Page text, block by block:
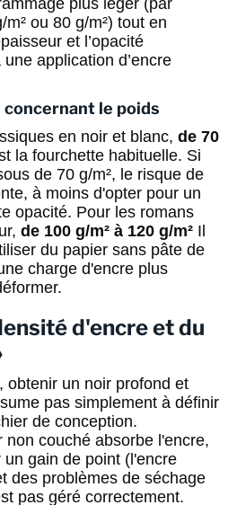
plus léger (par
ou 80 g/m²) tout en
et l’opacité
application d’encre
le poids
en noir et blanc, de 70
la fourchette habituelle. Si
de 70 g/m², le risque de
à moins d'opter pour un
opacité. Pour les romans
de 100 g/m² à 120 g/m² Il
du papier sans pâte de
charge d'encre plus
d'encre et du
obtenir un noir profond et
pas simplement à définir
de conception.
non couché absorbe l'encre,
gain de point (l'encre
des problèmes de séchage
pas géré correctement.